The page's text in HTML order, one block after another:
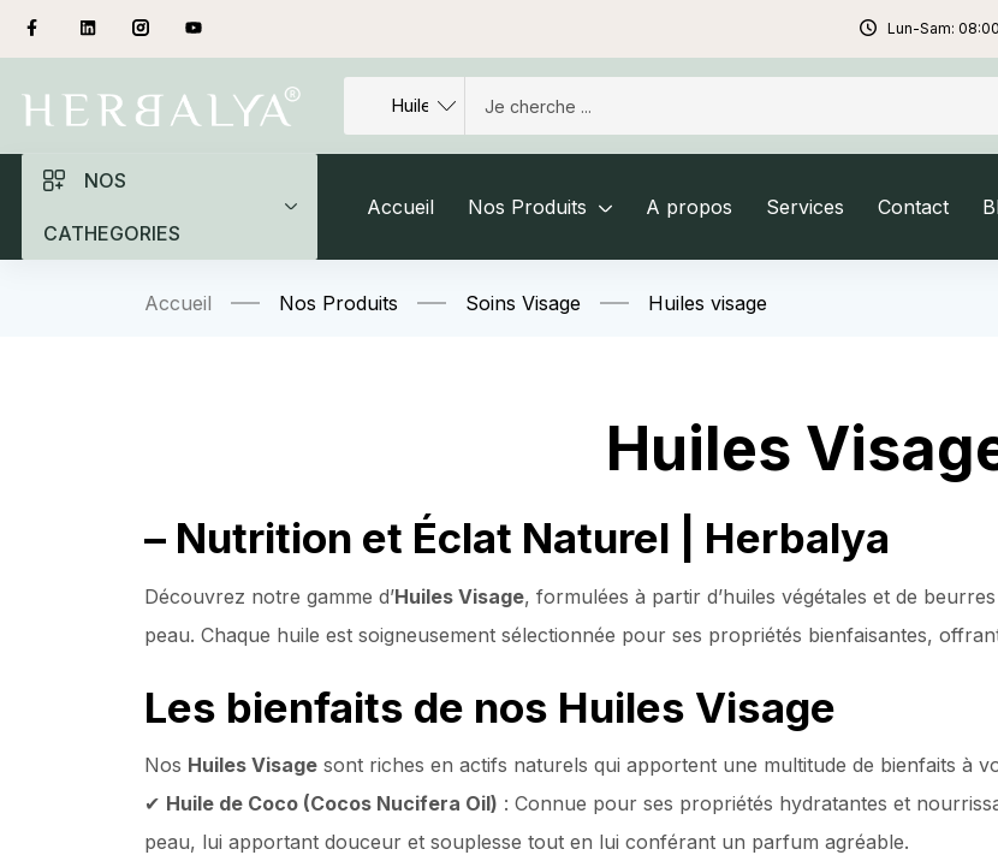
Lun-Sam:
NOS
CATHEGORIES
Accueil Nos Produits A propos Services Contact
Accueil Nos Produits Soins Visage Huiles visage
Huiles
– Nutrition et Éclat Naturel | Herbalya
Découvrez notre gamme d’Huiles Visage, formulées à partir d’huiles végétales et de
peau. Chaque huile est soigneusement sélectionnée pour ses propriétés bienfaisantes,
Les bienfaits de nos Huiles Visage
Nos Huiles Visage sont riches en actifs naturels qui apportent une multitude de bienfaits à
✔ Huile de Coco (Cocos Nucifera Oil) : Connue pour ses propriétés hydratantes et
peau, lui apportant douceur et souplesse tout en lui conférant un parfum agréable.